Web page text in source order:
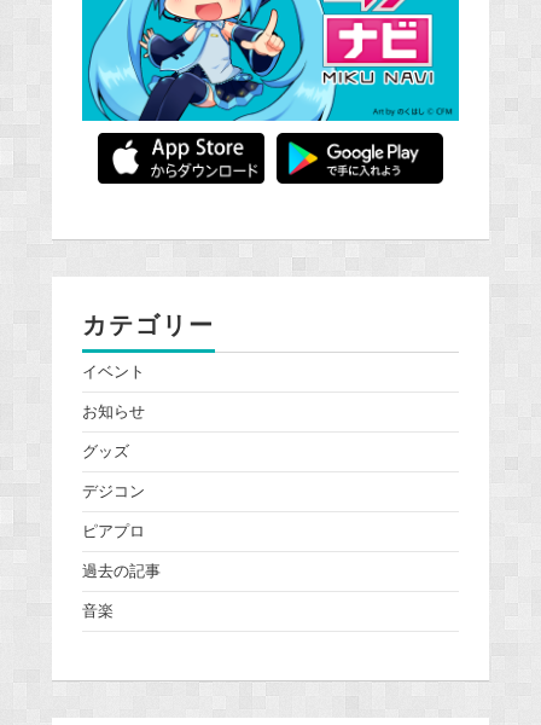
カテゴリー
イベント
お知らせ
グッズ
デジコン
ピアプロ
過去の記事
音楽